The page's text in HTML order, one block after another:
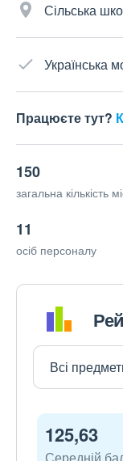
Сільська
Українська
Працюєте тут?
150
загальна кількість
11
осіб персоналу
125,63